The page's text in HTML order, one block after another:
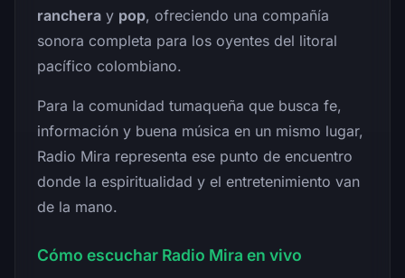
ranchera y pop, ofreciendo una compañía
sonora completa para los oyentes del litoral
pacífico colombiano.
Para la comunidad tumaqueña que busca fe,
información y buena música en un mismo lugar,
Radio Mira representa ese punto de encuentro
donde la espiritualidad y el entretenimiento van
de la mano.
Cómo escuchar Radio Mira en vivo